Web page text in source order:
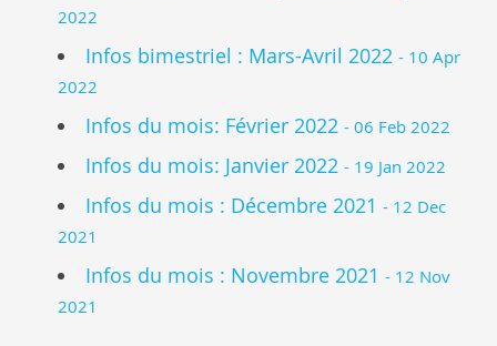
2022
Infos bimestriel : Mars-Avril 2022 - 10 Apr
2022
Infos du mois: Février 2022 - 06 Feb 2022
Infos du mois: Janvier 2022 - 19 Jan 2022
Infos du mois : Décembre 2021 - 12 Dec
2021
Infos du mois : Novembre 2021 - 12 Nov
2021